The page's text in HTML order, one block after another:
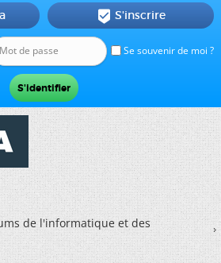
Se souvenir de moi ?
 S'inscrire
de l'informatique et des